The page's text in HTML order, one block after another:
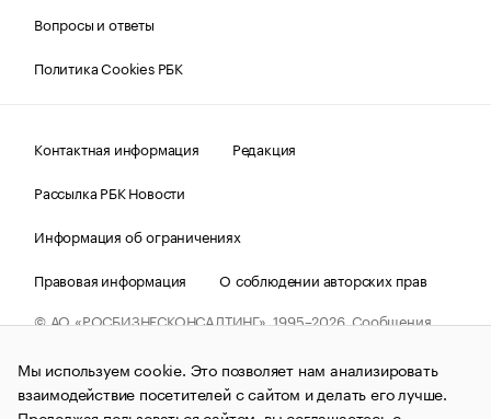
Вопросы и ответы
Политика Cookies РБК
Контактная информация
Редакция
Рассылка РБК Новости
Информация об ограничениях
Правовая информация
О соблюдении авторских прав
© АО «РОСБИЗНЕСКОНСАЛТИНГ»,1995–2026.Сообщения
связи, информационных технологий и массовых
коммуникаций (Роскомнадзор) 09.12.2015 за номером ИА
№ФС77-63848) сопровождаются пометкой «РБК». Отдельные
Мы используем cookie. Это позволяет нам анализировать
взаимодействие посетителей с сайтом и делать его лучше.